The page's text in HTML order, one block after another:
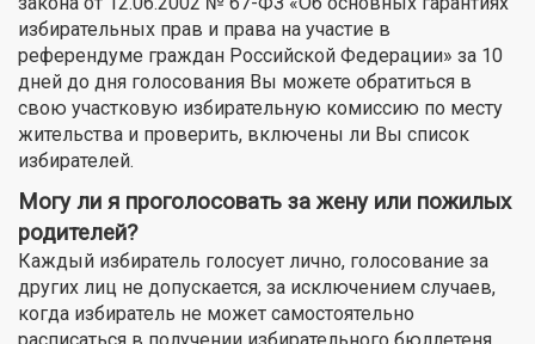
избирательных прав и права на участие в
референдуме граждан Российской Федерации» за 10
дней до дня голосования Вы можете обратиться в
свою участковую избирательную комиссию по месту
жительства и проверить, включены ли Вы список
избирателей.
Могу ли я проголосовать за жену или пожилых
родителей?
Каждый избиратель голосует лично, голосование за
других лиц не допускается, за исключением случаев,
когда избиратель не может самостоятельно